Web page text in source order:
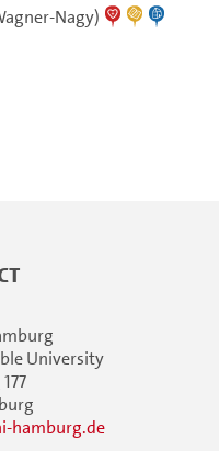
Nagy)
University
hamburg.de